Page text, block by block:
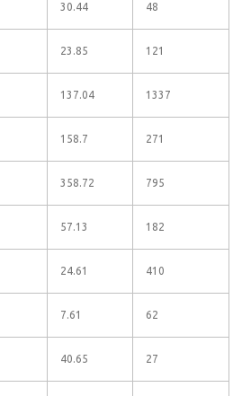
30.44 48
23.85 121
137.04 1337
158.7 271
358.72 795
57.13 182
24.61 410
7.61 62
40.65 27